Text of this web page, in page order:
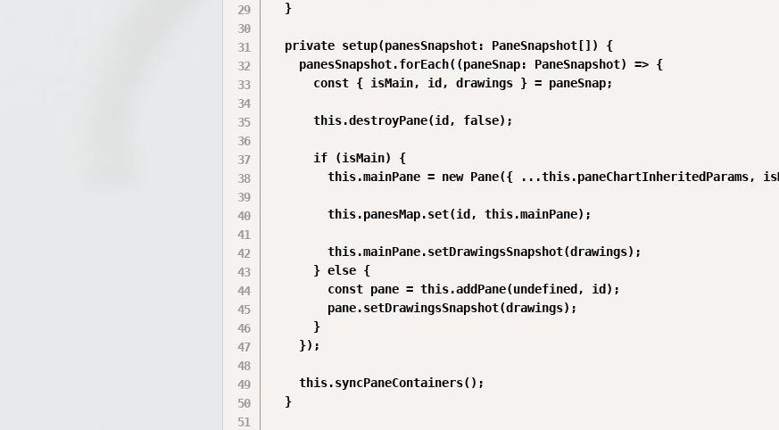
  }
  private setup(panesSnapshot: PaneSnapshot[]) {
    panesSnapshot.forEach((paneSnap: PaneSnapshot) => {
      const { isMain, id, drawings } = paneSnap;
      this.destroyPane(id, false);
      if (isMain) {
this.mainPane = new Pane({ ...this.paneChartInheritedParams,
        this.panesMap.set(id, this.mainPane);
        this.mainPane.setDrawingsSnapshot(drawings);
      } else {
        const pane = this.addPane(undefined, id);
        pane.setDrawingsSnapshot(drawings);
      }
    });
    this.syncPaneContainers();
  }